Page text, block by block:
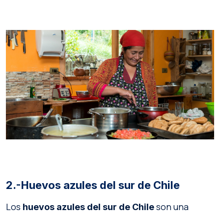
2.-Huevos azules del sur de Chile
Los huevos azules del sur de Chileson una